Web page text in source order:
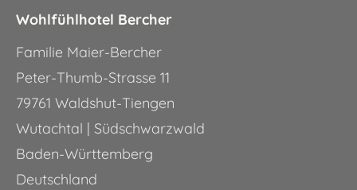
Wohlfühlhotel Bercher
Familie Maier-Bercher
Peter-Thumb-Strasse 11
79761 Waldshut-Tiengen
Wutachtal | Südschwarzwald
Baden-Württemberg
Deutschland